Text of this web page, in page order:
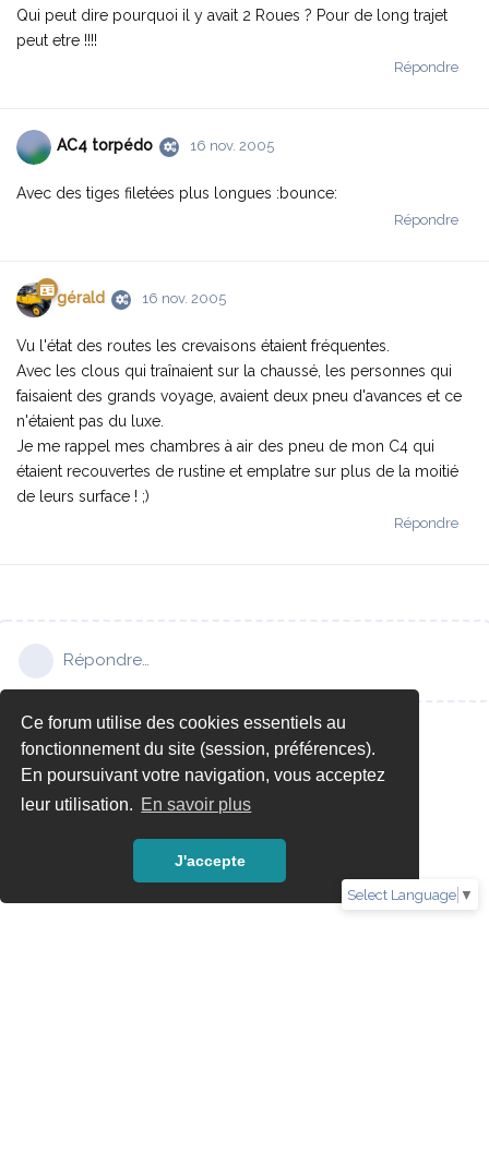
Ce forum utilise des cookies essentiels au
fonctionnement du site (session, préférences).
En poursuivant votre navigation, vous acceptez
leur utilisation. En savoir plus
J'accepte
Select Language ▼
Qui peut dire pourquoi il y avait 2 Roues ? Pour de long trajet
peut etre !!!!
Répondre
AC4 torpédo 16 nov. 2005
Avec des tiges filetées plus longues :bounce:
Répondre
gérald 16 nov. 2005
Vu l'état des routes les crevaisons étaient fréquentes.
Avec les clous qui traînaient sur la chaussé, les personnes qui
faisaient des grands voyage, avaient deux pneu d'avances et ce
n'étaient pas du luxe.
Je me rappel mes chambres à air des pneu de mon C4 qui
étaient recouvertes de rustine et emplatre sur plus de la moitié
de leurs surface ! ;)
Répondre
Répondre…